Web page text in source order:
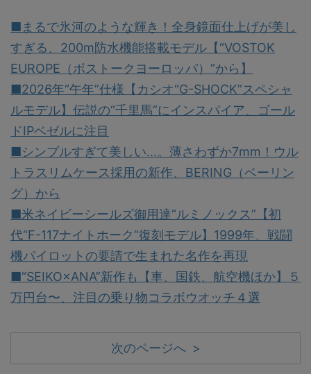
■まるで氷河のような輝き！全身鏡面仕上げが美し
すぎる、200m防水機能搭載モデル【“VOSTOK
EUROPE（ボストークヨーロッパ）”から】
■2026年“午年”仕様【カシオ“G-SHOCK”スペシャ
ルモデル】伝説の“千里馬”にインスパイア、ゴール
ドIPベゼルに注目
■シンプルすぎて美しい…。薄さわずか7mm！ウル
トラスリムケース採用の新作、BERING（ベーリン
グ）から
■米ネイビーシールズ御用達“ルミノックス”【初
代“F-117ナイトホーク”復刻モデル】1999年、戦闘
機パイロットの要請で生まれた名作を再現
■“SEIKO×ANA”新作も【車、国鉄、航空機ほか】５
万円台〜、注目の乗り物コラボウオッチ４選
次のページへ >